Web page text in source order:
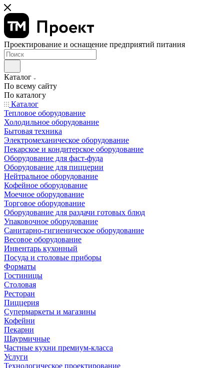
Проектирование и оснащение предприятий питания
Каталог
По всему сайту
По каталогу
Каталог
Тепловое оборудование
Холодильное оборудование
Бытовая техника
Электромеханическое оборудование
Пекарское и кондитерское оборудование
Оборудование для фаст-фуда
Оборудование для пиццерии
Нейтральное оборудование
Кофейное оборудование
Моечное оборудование
Торговое оборудование
Оборудование для раздачи готовых блюд
Упаковочное оборудование
Санитарно-гигиеническое оборудование
Весовое оборудование
Инвентарь кухонный
Посуда и столовые приборы
Форматы
Гостиницы
Столовая
Ресторан
Пиццерия
Супермаркеты и магазины
Кофейни
Пекарни
Шаурмичные
Частные кухни премиум-класса
Услуги
Технологическое проектирование